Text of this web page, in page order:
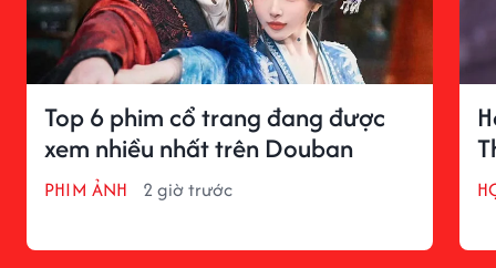
Top 6 phim cổ trang đang được
xem nhiều nhất trên Douban
PHIM ẢNH 2 giờ trước